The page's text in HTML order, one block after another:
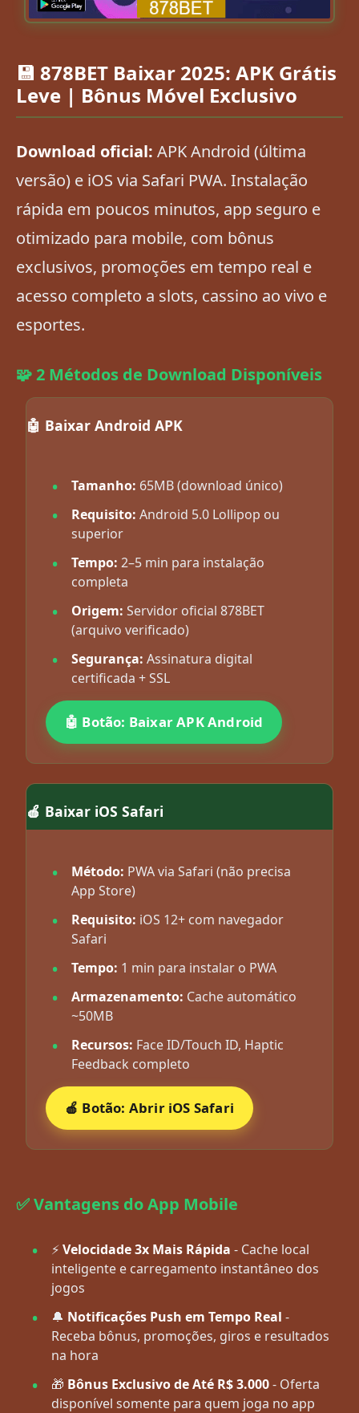
💾 878BET Baixar 2025: APK Grátis
Leve | Bônus Móvel Exclusivo
Download oficial: APK Android (última
versão) e iOS via Safari PWA. Instalação
rápida em poucos minutos, app seguro e
otimizado para mobile, com bônus
exclusivos, promoções em tempo real e
acesso completo a slots, cassino ao vivo e
esportes.
🧩 2 Métodos de Download Disponíveis
🤖 Baixar Android APK
Tamanho: 65MB (download único)
Requisito: Android 5.0 Lollipop ou
superior
Tempo: 2–5 min para instalação
completa
Origem: Servidor oficial 878BET
(arquivo verificado)
Segurança: Assinatura digital
certificada + SSL
🤖 Botão: Baixar APK Android
🍎 Baixar iOS Safari
Método: PWA via Safari (não precisa
App Store)
Requisito: iOS 12+ com navegador
Safari
Tempo: 1 min para instalar o PWA
Armazenamento: Cache automático
~50MB
Recursos: Face ID/Touch ID, Haptic
Feedback completo
🍎 Botão: Abrir iOS Safari
✅ Vantagens do App Mobile
⚡Velocidade 3x Mais Rápida - Cache local
inteligente e carregamento instantâneo dos
jogos
🔔 Notificações Push em Tempo Real -
Receba bônus, promoções, giros e resultados
na hora
🎁 Bônus Exclusivo de Até R$ 3.000- Oferta
disponível somente para quem joga no app